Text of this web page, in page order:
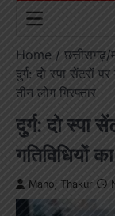
Home
छत्तीसगढ़/
दुर्ग: दो स्पा सेंटरों
तीन लोग गिरफ्तार
दुर्ग: दो स्पा
गतिविधियों
Manoj Thakur